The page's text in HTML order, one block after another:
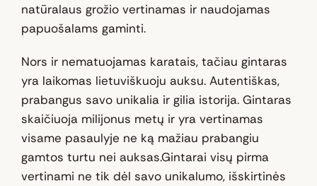
natūralaus grožio vertinamas ir naudojamas
papuošalams gaminti.
Nors ir nematuojamas karatais, tačiau gintaras
yra laikomas lietuviškuoju auksu. Autentiškas,
prabangus savo unikalia ir gilia istorija. Gintaras
skaičiuoja milijonus metų ir yra vertinamas
visame pasaulyje ne ką mažiau prabangiu
gamtos turtu nei auksas.Gintarai visų pirma
vertinami ne tik dėl savo unikalumo, išskirtinės